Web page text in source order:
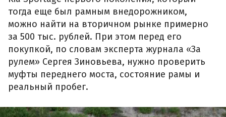
тогда еще был рамным внедорожником,
можно найти на вторичном рынке примерно
за 500 тыс. рублей. При этом перед его
покупкой, по словам эксперта журнала «За
рулем» Сергея Зиновьева, нужно проверить
муфты переднего моста, состояние рамы и
реальный пробег.